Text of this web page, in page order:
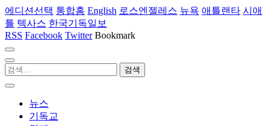
에디션선택 통합홈 English 로스엔젤레스 뉴욕 애틀랜타 시애
틀 텍사스 한국기독일보
RSS Facebook Twitter Bookmark
뉴스
기독교